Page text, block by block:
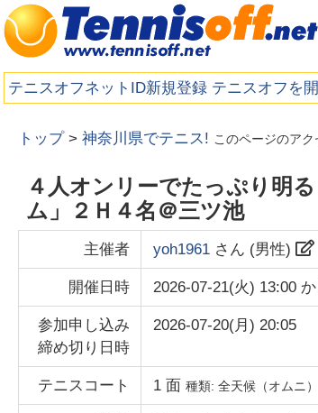
テニスオフネットID新規登録 テニスオフを
トップ >神奈川県でテニス! このページのアク
４人オンリーでたっぷり明
ム」２Ｈ４名＠三ツ池
主催者 yoh1961 さん (男性)
開催日時 2026-07-21(火) 13:00
参加申し込み
締め切り日時
2026-07-20(月) 20:05
テニスコート 1 面種類:全天候（オムニ）